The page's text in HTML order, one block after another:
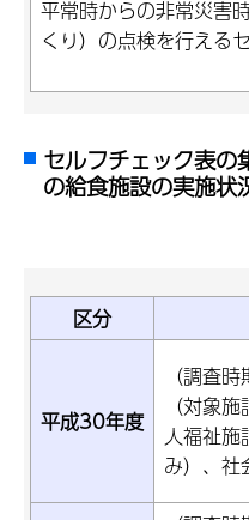
平常時からの非常災害
くり）の点検を行える
セルフチェック表の
の給食施設の実施状
区分
平成30年度
（調査
（対象
人福祉施
み）、社